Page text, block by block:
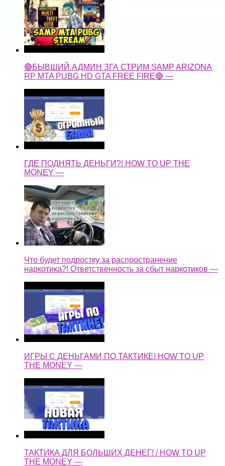
🔴БЫВШИЙ АДМИН ЗГА СТРИМ SAMP ARIZONA
RP MTA PUBG HD GTA FREE FIRE🔴 —
ГДЕ ПОДНЯТЬ ДЕНЬГИ?! HOW TO UP THE
MONEY —
Что будет подростку за распространение
наркотика?! Ответственность за сбыт наркотиков —
ИГРЫ С ДЕНЬГАМИ ПО ТАКТИКЕ! HOW TO UP
THE MONEY —
ТАКТИКА ДЛЯ БОЛЬШИХ ДЕНЕГ! / HOW TO UP
THE MONEY —